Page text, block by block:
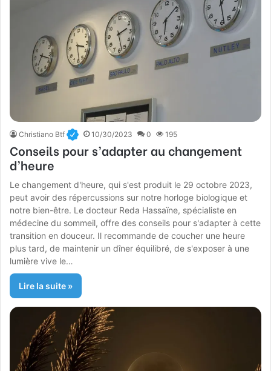
Christiano Btf 10/30/2023 0 195
Conseils pour s’adapter au changement
d’heure
Le changement d'heure, qui s'est produit le 29 octobre 2023,
peut avoir des répercussions sur notre horloge biologique et
notre bien-être. Le docteur Reda Hassaïne, spécialiste en
médecine du sommeil, offre des conseils pour s'adapter à cette
transition en douceur. Il recommande de coucher une heure
plus tard, de maintenir un dîner équilibré, de s'exposer à une
lumière vive le…
Lire la suite »